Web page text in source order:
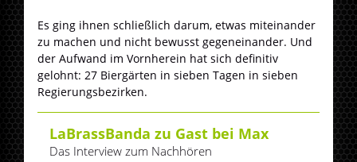
Es ging ihnen schließlich darum, etwas miteinander
zu machen und nicht bewusst gegeneinander. Und
der Aufwand im Vornherein hat sich definitiv
gelohnt: 27 Biergärten in sieben Tagen in sieben
Regierungsbezirken.
LaBrassBanda zu Gast bei Max
Das Interview zum Nachhören